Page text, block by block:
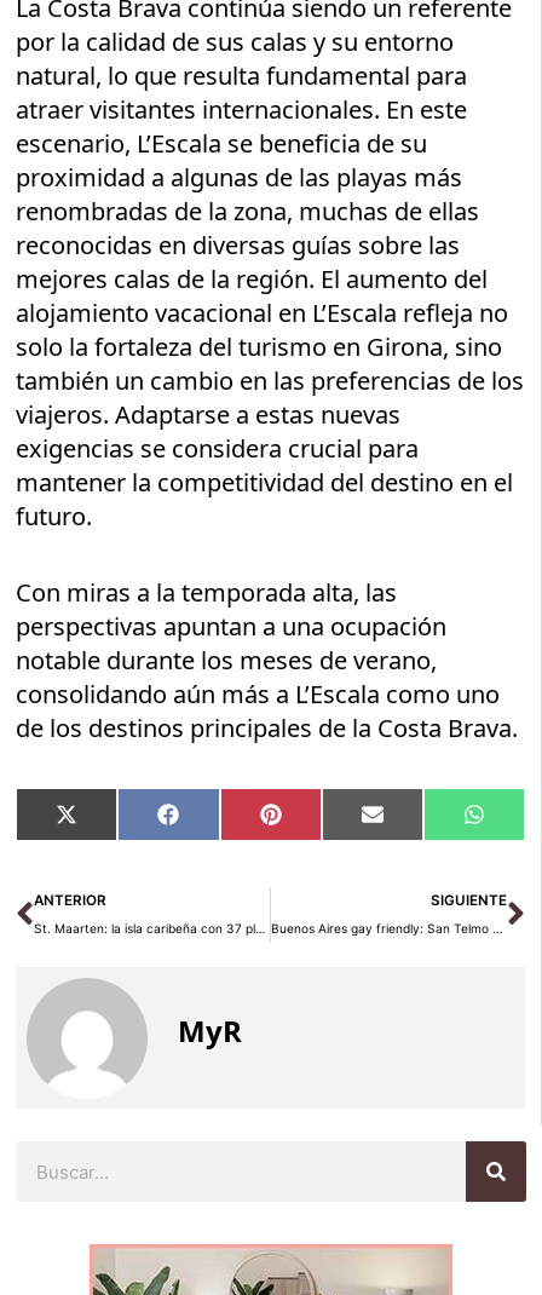
La Costa Brava continúa siendo un referente
por la calidad de sus calas y su entorno
natural, lo que resulta fundamental para
atraer visitantes internacionales. En este
escenario, L’Escala se beneficia de su
proximidad a algunas de las playas más
renombradas de la zona, muchas de ellas
reconocidas en diversas guías sobre las
mejores calas de la región. El aumento del
alojamiento vacacional en L’Escala refleja no
solo la fortaleza del turismo en Girona, sino
también un cambio en las preferencias de los
viajeros. Adaptarse a estas nuevas
exigencias se considera crucial para
mantener la competitividad del destino en el
futuro.
Con miras a la temporada alta, las
perspectivas apuntan a una ocupación
notable durante los meses de verano,
consolidando aún más a L’Escala como uno
de los destinos principales de la Costa Brava.
Compartir
en
X
(Twitter)
Compartir
en
Facebook Compartir
en
Pinterest Compartir
en
Email
en
Ant
ANTERIOR
St. Maarten: la isla caribeña con 37 playas y una regata legendaria
SIGUIENTE
Buenos Aires gay friendly: San Telmo y sus secretos
MyR